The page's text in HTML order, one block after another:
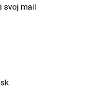
svoj mail